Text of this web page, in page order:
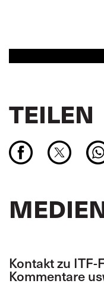
TEILEN
Kontakt zu
Kommentare